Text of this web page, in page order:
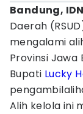
Bandung,
Daerah
mengalami
Provinsi Jawa
Bupati Lucky
Alih kelola ini